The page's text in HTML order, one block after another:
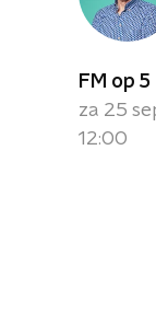
FM op 5
za 25
12:00